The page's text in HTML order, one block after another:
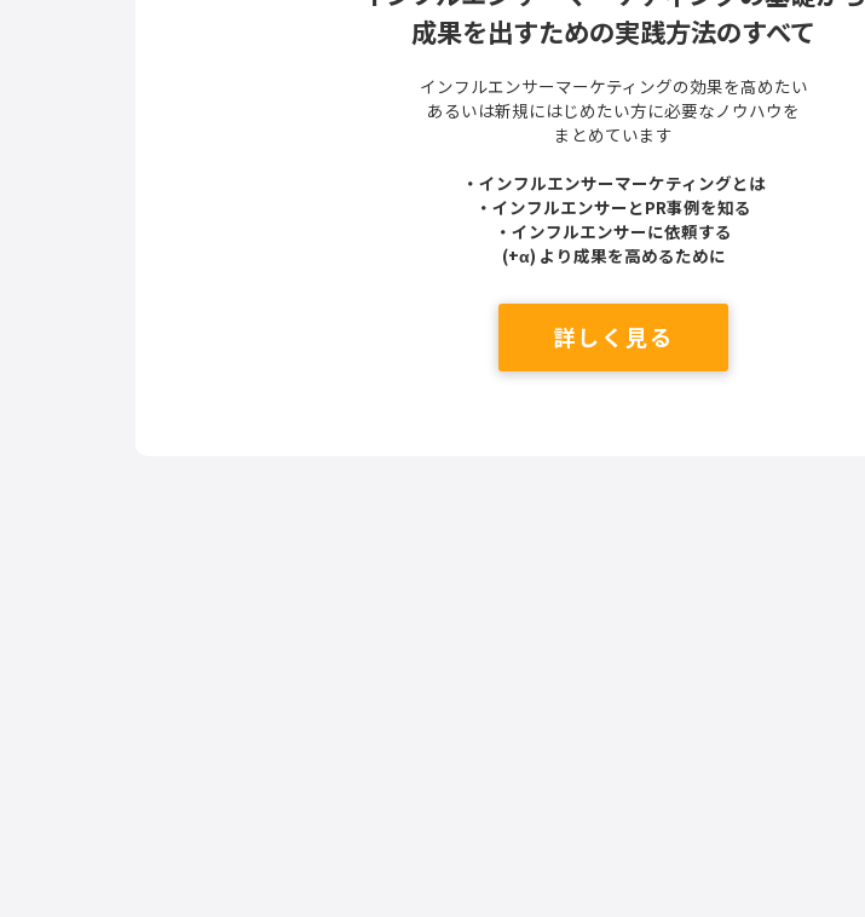
成果を出すための実践方法のすべて
インフルエンサーマーケティングの効果を高めたい
あるいは新規にはじめたい方に必要なノウハウを
まとめています
・インフルエンサーマーケティングとは
・インフルエンサーとPR事例を知る
・インフルエンサーに依頼する
(+α) より成果を高めるために
詳しく見る